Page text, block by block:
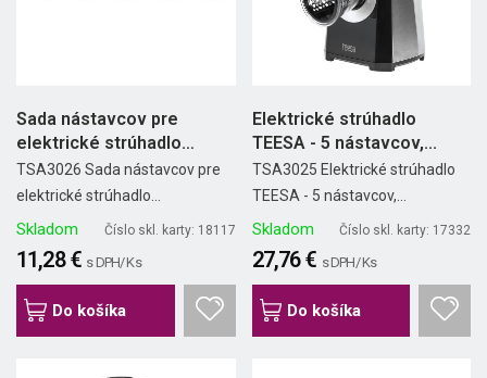
Sada nástavcov pre
elektrické strúhadlo
TSA3025...
TSA3026 Sada nástavcov pre
elektrické strúhadlo...
Skladom Číslo skl. karty: 18117
11,28 € s DPH/ Ks
Do košíka
Elektrické strúhadlo
TEESA - 5 nástavcov,...
TSA3025 Elektrické strúhadlo
TEESA - 5 nástavcov,...
Skladom Číslo skl. karty: 17332
27,76 € s DPH/ Ks
Do košíka